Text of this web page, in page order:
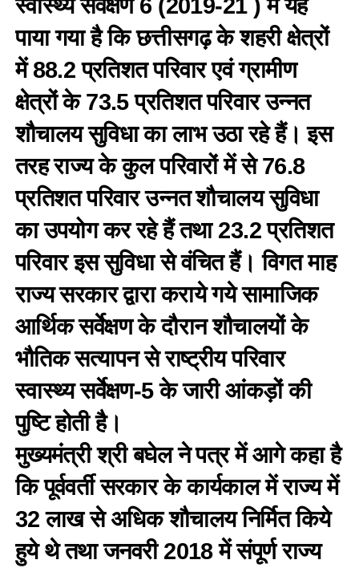
स्वास्थ्य सर्वेक्षण 6 (2019-21 ) में यह
पाया गया है कि छत्तीसगढ़ के शहरी क्षेत्रों
में 88.2 प्रतिशत परिवार एवं ग्रामीण
क्षेत्रों के 73.5 प्रतिशत परिवार उन्नत
शौचालय सुविधा का लाभ उठा रहे हैं। इस
तरह राज्य के कुल परिवारों में से 76.8
प्रतिशत परिवार उन्नत शौचालय सुविधा
का उपयोग कर रहे हैं तथा 23.2 प्रतिशत
परिवार इस सुविधा से वंचित हैं। विगत माह
राज्य सरकार द्वारा कराये गये सामाजिक
आर्थिक सर्वेक्षण के दौरान शौचालयों के
भौतिक सत्यापन से राष्ट्रीय परिवार
स्वास्थ्य सर्वेक्षण-5 के जारी आंकड़ों की
पुष्टि होती है।
मुख्यमंत्री श्री बघेल ने पत्र में आगे कहा है
कि पूर्ववर्ती सरकार के कार्यकाल में राज्य में
32 लाख से अधिक शौचालय निर्मित किये
हुये थे तथा जनवरी 2018 में संपूर्ण राज्य